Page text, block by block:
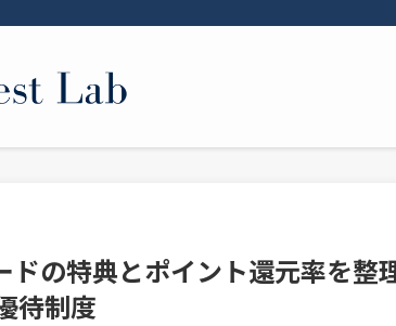
ドの特典とポイント還元率を整
待制度